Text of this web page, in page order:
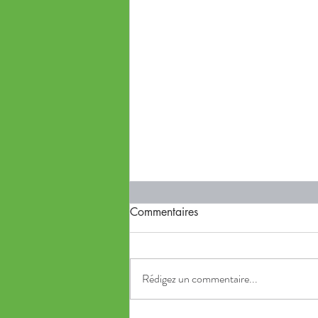
Fleurs de bach émotion 2
Commentaires
Rédigez un commentaire...